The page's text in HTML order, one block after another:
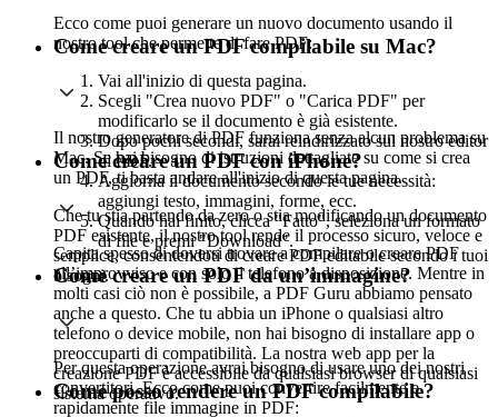
Ecco come puoi generare un nuovo documento usando il
nostro tool che permette di fare PDF:
Vai all'inizio di questa pagina.
Scegli "Crea nuovo PDF" o "Carica PDF" per
modificarlo se il documento è già esistente.
Dopo pochi secondi, sarai reindirizzato sul nostro editor
di PDF.
Aggiorna il documento secondo le tue necessità:
aggiungi testo, immagini, forme, ecc.
Quando hai finito, clicca "Fatto", seleziona un formato
di file e premi "Download".
Come creare un PDF compilabile su Mac?
Il nostro generatore di PDF funziona senza alcun problema su
Mac. Se hai bisogno di istruzioni dettagliate su come si crea
un PDF, ti basta andare all'inizio di questa pagina.
Che tu stia partendo da zero o stia modificando un documento
PDF esistente, il nostro tool rende il processo sicuro, veloce e
semplice, consentendoti di creare PDF editabile secondo i tuoi
bisogni.
Come creare un PDF con iPhone?
Capita spesso di doversi trovare a compilare o creare PDF
all’improvviso e con solo il telefono a disposizione. Mentre in
molti casi ciò non è possibile, a PDF Guru abbiamo pensato
anche a questo. Che tu abbia un iPhone o qualsiasi altro
telefono o device mobile, non hai bisogno di installare app o
preoccuparti di compatibilità. La nostra web app per la
creazione PDF è accessibile da qualsiasi browser di qualsiasi
sistema operativo.
Come creare un PDF da un’immagine?
Per questa operazione avrai bisogno di usare uno dei nostri
convertitori. Ecco come puoi convertire facilmente e
rapidamente file immagine in PDF:
Come posso rendere un PDF compilabile?